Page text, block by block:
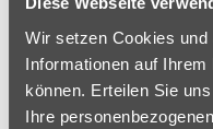
Wir setzen Cookies und
Informationen auf
können. Erteilen Sie
Ihre